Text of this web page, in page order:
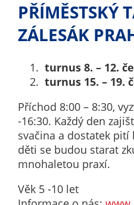
PŘÍMĚSTSKÝ
ZÁLESÁK
turnus 8. – 12.
turnus 15. – 19.
Příchod 8:00 – 8:30,
-16:30. Každý den
svačina a dostatek pití
děti se budou starat
mnohaletou praxí.
Věk 5 -10 let